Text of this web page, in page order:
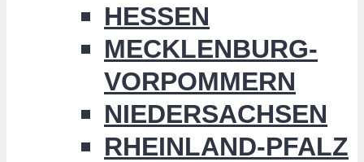
HESSEN
MECKLENBURG-
VORPOMMERN
NIEDERSACHSEN
RHEINLAND-PFALZ